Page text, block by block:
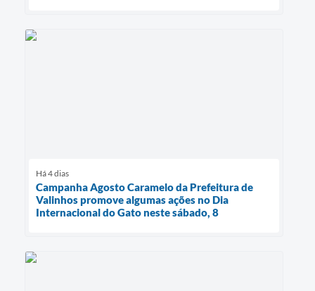
Há 4 dias
Campanha Agosto Caramelo da Prefeitura de
Valinhos promove algumas ações no Dia
Internacional do Gato neste sábado, 8